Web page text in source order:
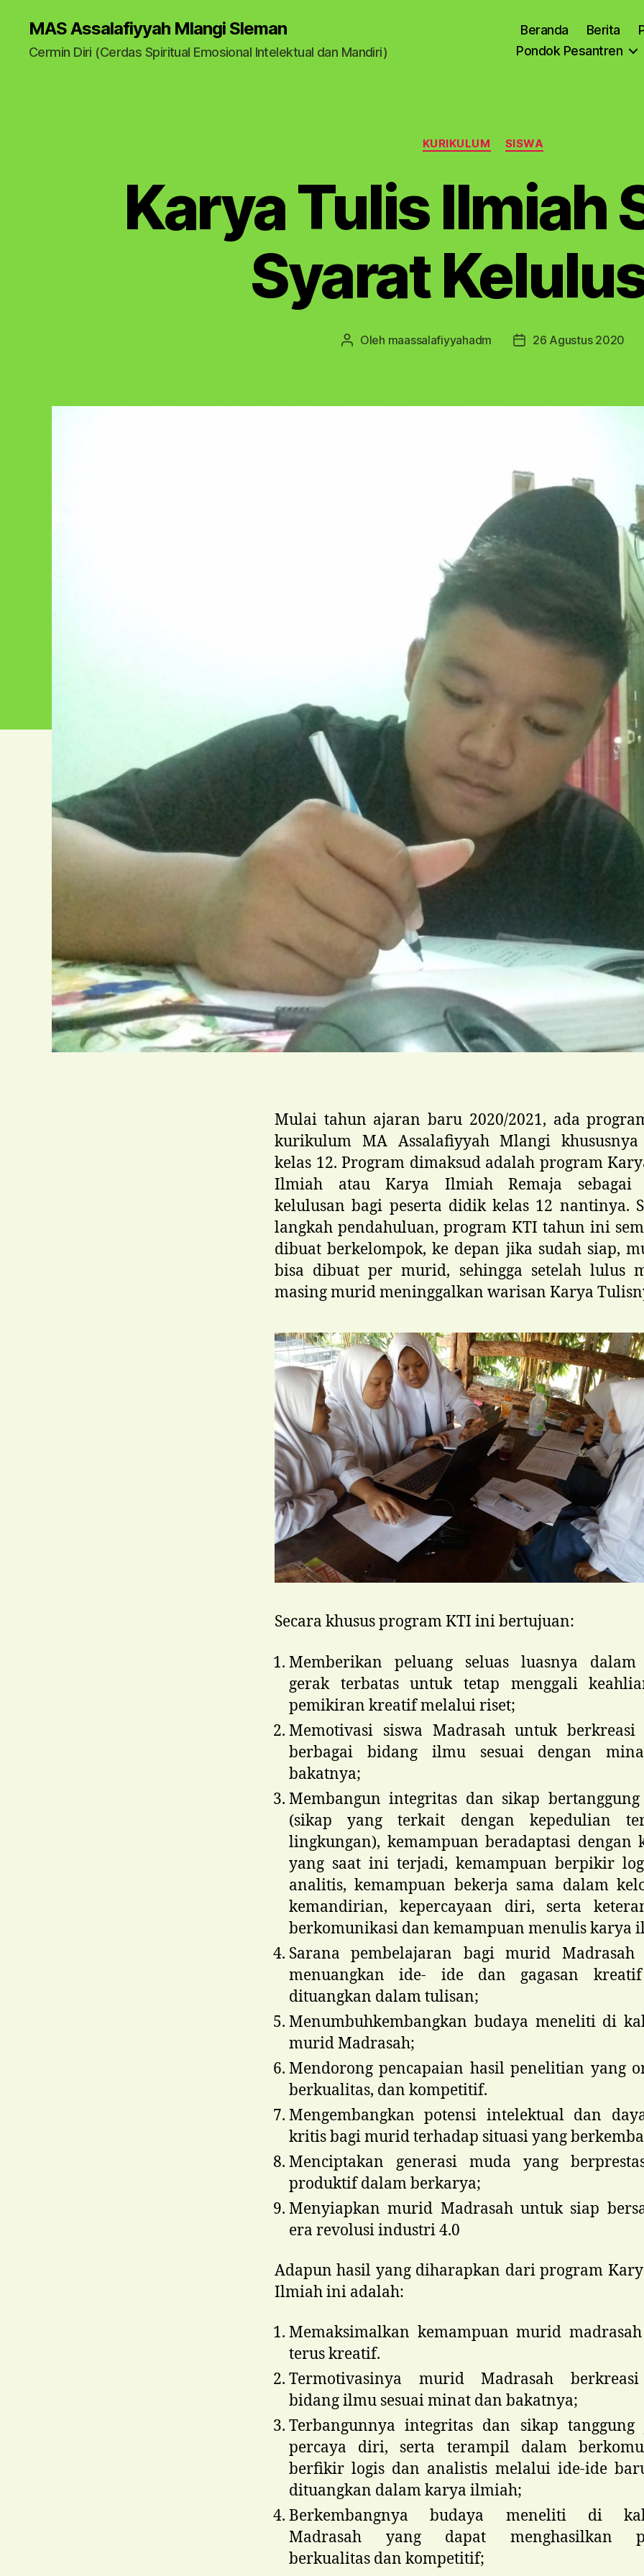
MAS Assalafiyyah Mlangi Sleman
Cermin Diri (Cerdas Spiritual Emosional Intelektual dan Mandiri)
Beranda Berita
Pondok Pesantren
Kategori
KURIKULUM SISWA
Karya Tulis Ilmiah
Syarat
Penulis
Oleh maassalafiyyahadm
Tanggal
26 Agustus 2020
Mulai tahun ajaran baru 2020/2021, ada
kurikulum MA Assalafiyyah Mlangi
kelas 12. Program dimaksud adalah program
Ilmiah atau Karya Ilmiah Remaja sebagai
kelulusan bagi peserta didik kelas 12 nantinya.
langkah pendahuluan, program KTI tahun ini
dibuat berkelompok, ke depan jika sudah siap,
bisa dibuat per murid, sehingga setelah lulus
masing murid meninggalkan warisan Karya
Secara khusus program KTI ini bertujuan:
Memberikan peluang seluas luasnya
gerak terbatas untuk tetap menggali
pemikiran kreatif melalui riset;
Memotivasi siswa Madrasah untuk berkreasi
berbagai bidang ilmu sesuai dengan
bakatnya;
Membangun integritas dan sikap
(sikap yang terkait dengan kepedulian
lingkungan), kemampuan beradaptasi dengan
yang saat ini terjadi, kemampuan berpikir
analitis, kemampuan bekerja sama dalam
kemandirian, kepercayaan diri, serta
berkomunikasi dan kemampuan menulis karya
Sarana pembelajaran bagi murid Madrasah
menuangkan ide- ide dan gagasan
dituangkan dalam tulisan;
Menumbuhkembangkan budaya meneliti di
murid Madrasah;
Mendorong pencapaian hasil penelitian yang
berkualitas, dan kompetitif.
Mengembangkan potensi intelektual dan
kritis bagi murid terhadap situasi yang
Menciptakan generasi muda yang
produktif dalam berkarya;
Menyiapkan murid Madrasah untuk siap
era revolusi industri 4.0
Adapun hasil yang diharapkan dari program
Ilmiah ini adalah:
Memaksimalkan kemampuan murid
terus kreatif.
Termotivasinya murid Madrasah
bidang ilmu sesuai minat dan bakatnya;
Terbangunnya integritas dan sikap tanggung
percaya diri, serta terampil dalam
berfikir logis dan analistis melalui ide-ide
dituangkan dalam karya ilmiah;
Berkembangnya budaya meneliti di
Madrasah yang dapat menghasilkan
berkualitas dan kompetitif;